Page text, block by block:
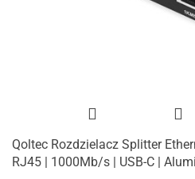
Qoltec Rozdzielacz Splitter
RJ45 | 1000Mb/s | USB-C |